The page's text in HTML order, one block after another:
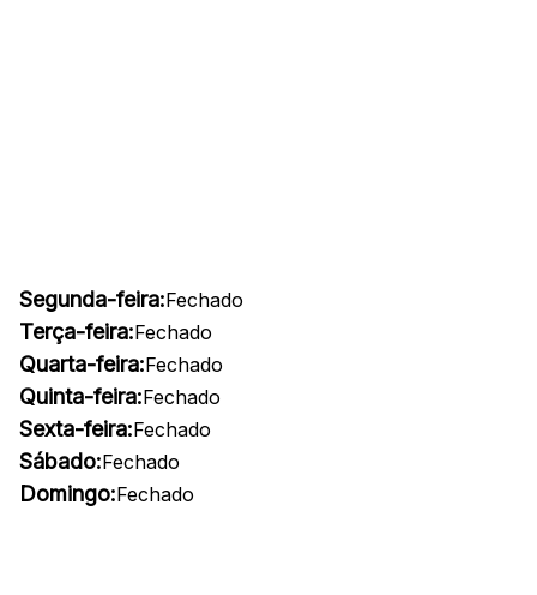
Segunda-feira:Fechado
Terça-feira:Fechado
Quarta-feira:Fechado
Quinta-feira:Fechado
Sexta-feira:Fechado
Sábado:Fechado
Domingo:Fechado